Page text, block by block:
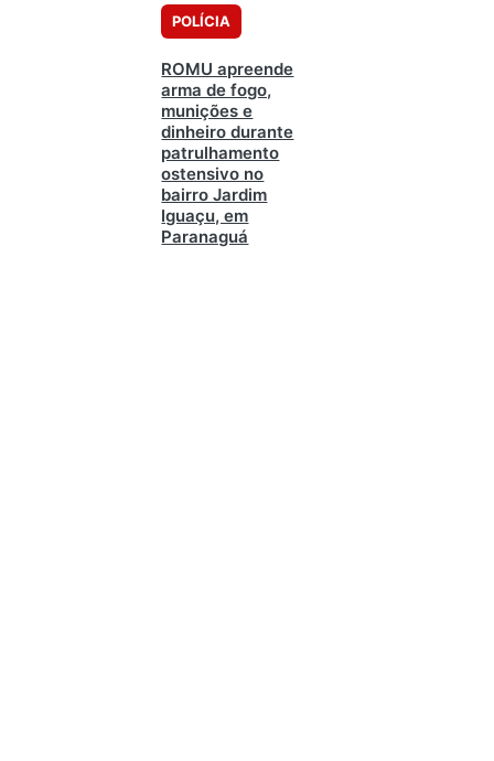
POLÍCIA
ROMU apreende
arma de fogo,
munições e
dinheiro durante
patrulhamento
ostensivo no
bairro Jardim
Iguaçu, em
Paranaguá